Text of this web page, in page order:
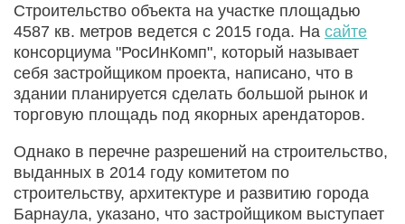
Строительство объекта на участке площадью
4587 кв. метров ведется с 2015 года. На сайте
консорциума "РосИнКомп", который называет
себя застройщиком проекта, написано, что в
здании планируется сделать большой рынок и
торговую площадь под якорных арендаторов.
Однако в перечне разрешений на строительство,
выданных в 2014 году комитетом по
строительству, архитектуре и развитию города
Барнаула, указано, что застройщиком выступает